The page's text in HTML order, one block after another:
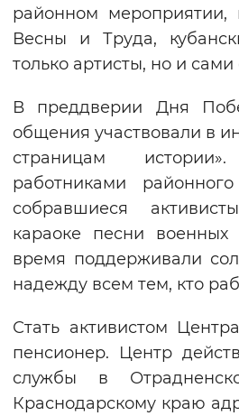
районном мероприятии,
Весны и Труда,
только артисты, но и
В преддверии Дня
общения участвовали в
страницам
работниками
собравшиеся
караоке песни
время поддерживали
надежду всем тем, кто
Стать активистом
пенсионер. Центр
службы в
Краснодарскому краю